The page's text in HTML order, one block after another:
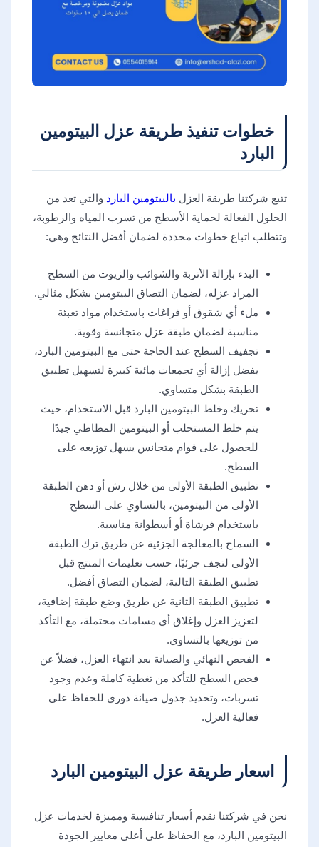
خطوات تنفيذ طريقة عزل البيتومين
البارد
تتبع شركتنا طريقة العزل بالبيتومين البارد والتي تعد من
الحلول الفعالة لحماية الأسطح من تسرب المياه والرطوبة،
وتتطلب اتباع خطوات محددة لضمان أفضل النتائج وهي:
البدء بإزالة الأتربة والشوائب والزيوت من السطح
المراد عزله، لضمان التصاق البيتومين بشكل مثالي.
ملء أي شقوق أو فراغات باستخدام مواد تعبئة
مناسبة لضمان طبقة عزل متجانسة وقوية.
تجفيف السطح عند الحاجة حتى مع البيتومين البارد،
يفضل إزالة أي تجمعات مائية كبيرة لتسهيل تطبيق
الطبقة بشكل متساوي.
تحريك وخلط البيتومين البارد قبل الاستخدام، حيث
يتم خلط المستحلب أو البيتومين المطاطي جيدًا
للحصول على قوام متجانس يسهل توزيعه على
السطح.
تطبيق الطبقة الأولى من خلال رش أو دهن الطبقة
الأولى من البيتومين، بالتساوي على السطح
باستخدام فرشاة أو أسطوانة مناسبة.
السماح بالمعالجة الجزئية عن طريق ترك الطبقة
الأولى لتجف جزئيًا، حسب تعليمات المنتج قبل
تطبيق الطبقة التالية، لضمان التصاق أفضل.
تطبيق الطبقة الثانية عن طريق وضع طبقة إضافية،
لتعزيز العزل وإغلاق أي مسامات محتملة، مع التأكد
من توزيعها بالتساوي.
الفحص النهائي والصيانة بعد انتهاء العزل، فضلاً عن
فحص السطح للتأكد من تغطية كاملة وعدم وجود
تسربات، وتحديد جدول صيانة دوري للحفاظ على
فعالية العزل.
اسعار طريقة عزل البيتومين البارد
نحن في شركتنا نقدم أسعار تنافسية ومميزة لخدمات عزل
البيتومين البارد، مع الحفاظ على أعلى معايير الجودة